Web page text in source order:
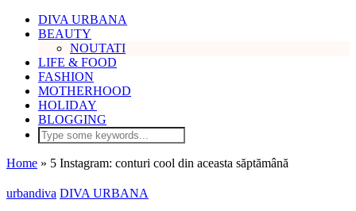
DIVA URBANA
BEAUTY
NOUTATI
LIFE & FOOD
FASHION
MOTHERHOOD
HOLIDAY
BLOGGING
Home » 5 Instagram: conturi cool din aceasta săptămână
urbandiva DIVA URBANA